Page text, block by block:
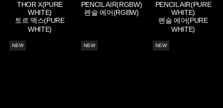
THOR X(PURE
WHITE)
토르 엑스(PURE
WHITE)
PENCIL AIR(RGBW)
펜슬 에어(RGBW)
PENCIL AIR(PURE
WHITE)
펜슬 에어(PURE
WHITE)
NEW NEW NEW